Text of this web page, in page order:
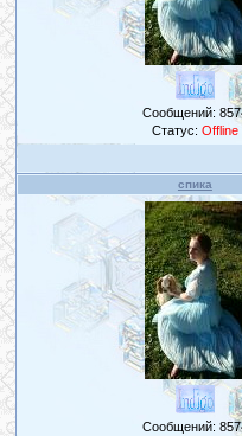
Сообщений:
Статус: Offline
спика
Сообщений: